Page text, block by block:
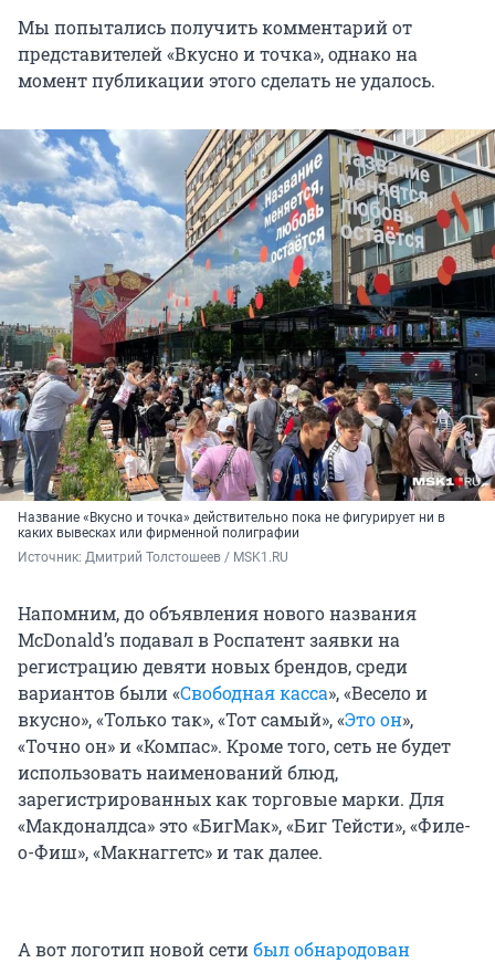
Мы попытались получить комментарий от
представителей «Вкусно и точка», однако на
момент публикации этого сделать не удалось.
Название «Вкусно и точка» действительно пока не фигурирует ни в
каких вывесках или фирменной полиграфии
Источник: Дмитрий Толстошеев / MSK1.RU
Напомним, до объявления нового названия
McDonald’s подавал в Роспатент заявки на
регистрацию девяти новых брендов, среди
вариантов были «Свободная касса», «Весело и
вкусно», «Только так», «Тот самый», «Это он»,
«Точно он» и «Компас». Кроме того, сеть не будет
использовать наименований блюд,
зарегистрированных как торговые марки. Для
«Макдоналдса» это «БигМак», «Биг Тейсти», «Филе-
о-Фиш», «Макнаггетс» и так далее.
А вот логотип новой сетибыл обнародован